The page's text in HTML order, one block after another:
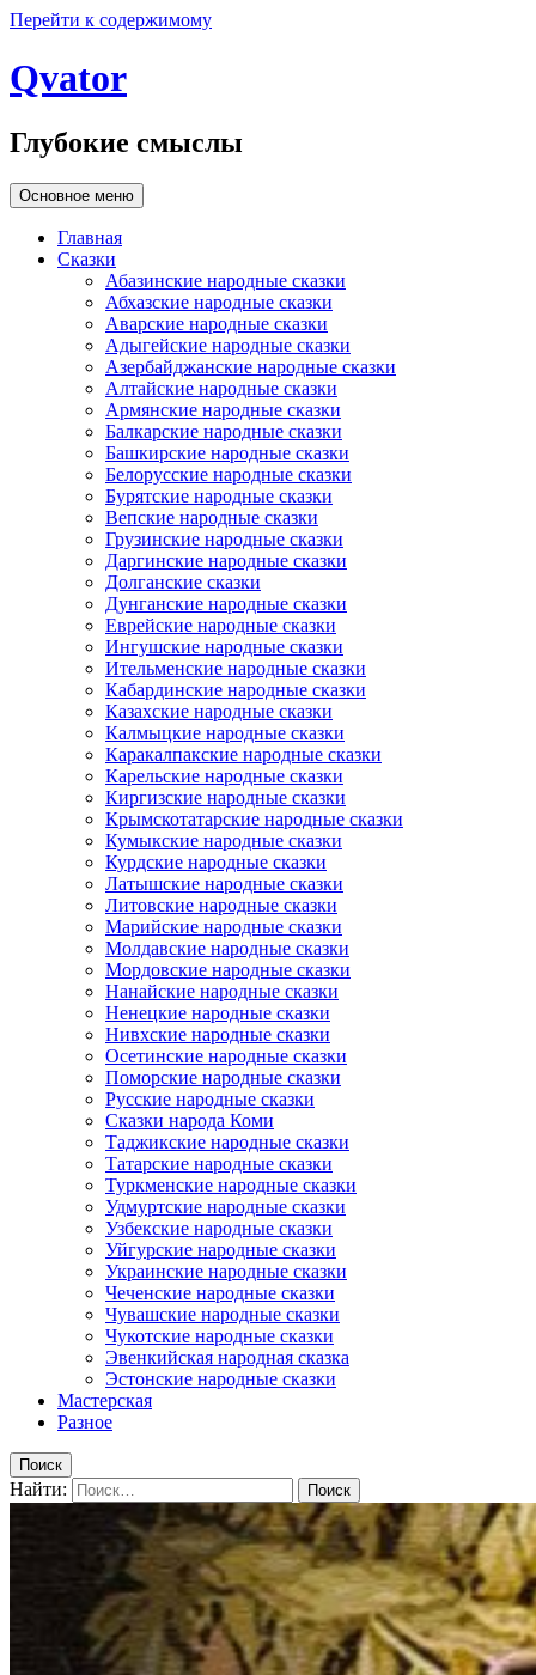
Перейти к содержимому
Qvator
Глубокие смыслы
Основное меню
Главная
Сказки
Абазинские народные сказки
Абхазские народные сказки
Аварские народные сказки
Адыгейские народные сказки
Азербайджанские народные сказки
Алтайские народные сказки
Армянские народные сказки
Балкарские народные сказки
Башкирские народные сказки
Белорусские народные сказки
Бурятские народные сказки
Вепские народные сказки
Грузинские народные сказки
Даргинские народные сказки
Долганские сказки
Дунганские народные сказки
Еврейские народные сказки
Ингушские народные сказки
Ительменские народные сказки
Кабардинские народные сказки
Казахские народные сказки
Калмыцкие народные сказки
Каракалпакские народные сказки
Карельские народные сказки
Киргизские народные сказки
Крымскотатарские народные сказки
Кумыкские народные сказки
Курдские народные сказки
Латышские народные сказки
Литовские народные сказки
Марийские народные сказки
Молдавские народные сказки
Мордовские народные сказки
Нанайские народные сказки
Ненецкие народные сказки
Нивхские народные сказки
Осетинские народные сказки
Поморские народные сказки
Русские народные сказки
Сказки народа Коми
Таджикские народные сказки
Татарские народные сказки
Туркменские народные сказки
Удмуртские народные сказки
Узбекские народные сказки
Уйгурские народные сказки
Украинские народные сказки
Чеченские народные сказки
Чувашские народные сказки
Чукотские народные сказки
Эвенкийская народная сказка
Эстонские народные сказки
Мастерская
Разное
Поиск
Найти: